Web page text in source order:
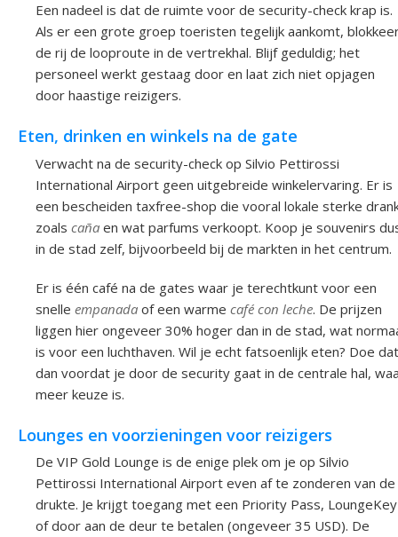
Een nadeel is dat de ruimte voor de security-check krap is.
Als er een grote groep toeristen tegelijk aankomt,
de rij de looproute in de vertrekhal. Blijf geduldig; het
personeel werkt gestaag door en laat zich niet opjagen
door haastige reizigers.
Eten, drinken en winkels na de gate
Verwacht na de security-check op Silvio Pettirossi
International Airport geen uitgebreide winkelervaring. Er is
een bescheiden taxfree-shop die vooral lokale sterke
zoals caña en wat parfums verkoopt. Koop je souvenirs
in de stad zelf, bijvoorbeeld bij de markten in het centrum.
Er is één café na de gates waar je terechtkunt voor een
snelle empanada of een warme café con leche. De prijzen
liggen hier ongeveer 30% hoger dan in de stad, wat
is voor een luchthaven. Wil je echt fatsoenlijk eten? Doe dat
dan voordat je door de security gaat in de centrale hal,
meer keuze is.
Lounges en voorzieningen voor reizigers
De VIP Gold Lounge is de enige plek om je op Silvio
Pettirossi International Airport even af te zonderen van de
drukte. Je krijgt toegang met een Priority Pass, LoungeKey
of door aan de deur te betalen (ongeveer 35 USD). De